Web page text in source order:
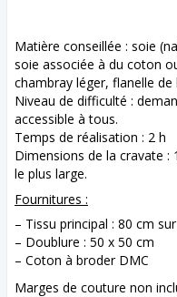
Matière conseillée : soie
soie associée à du coton
chambray léger, flanelle de
Niveau de difficulté :
accessible à tous.
Temps de réalisation : 2 h
Dimensions de la cravate :
le plus large.
Fournitures :
– Tissu principal : 80 cm
– Doublure : 50 x 50 cm
– Coton à broder DMC
Marges de couture non